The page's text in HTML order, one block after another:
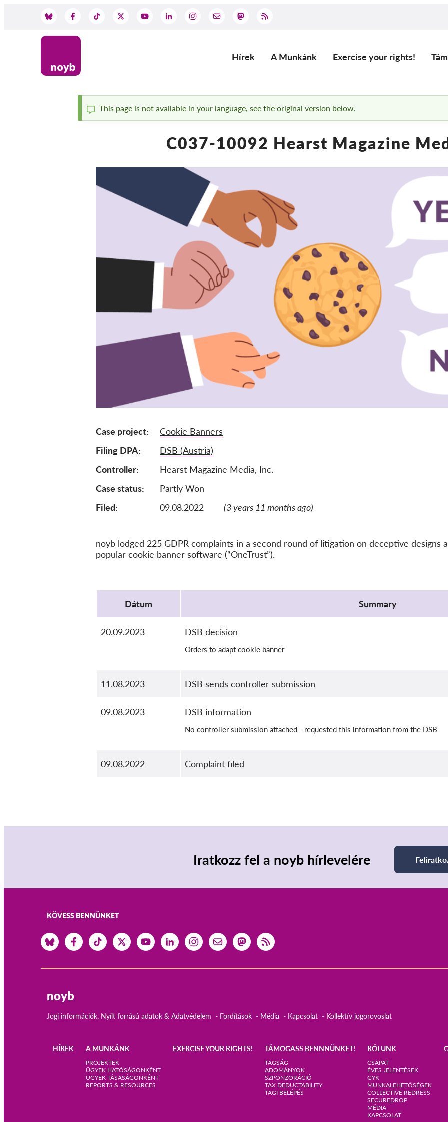
Main
Hírek A Munkánk Exercise your rights!
Status
This page is not available in your language, see the original version below.
C037-10092 Hearst Magazine
Case project
Cookie Banners
Filing DPA
DSB (Austria)
Controller
Hearst Magazine Media, Inc.
Case status
Partly Won
Filed:
09.08.2022 (3 years 11 months ago)
noyb lodged 225 GDPR complaints in a second round of litigation on deceptive designs
popular cookie banner software (“OneTrust”).
Dátum
Summary
20.09.2023 DSB decision
Orders to adapt cookie banner
11.08.2023 DSB sends controller submission
09.08.2023 DSB information
No controller submission attached - requested this information from the DSB
09.08.2022 Complaint filed
Iratkozz fel a noyb hírlevelére
KÖVESS BENNÜNKET
noyb
Jogi információk, Nyílt forrású adatok & Adatvédelem Fordítások Média Kapcsolat Kollektív jogorovoslat
navigation
HÍREK A MUNKÁNK
PROJEKTEK
ÜGYEK HATÓSÁGONKÉNT
ÜGYEK TÁSASÁGONKÉNT
REPORTS & RESOURCES
EXERCISE YOUR RIGHTS! TÁMOGASS BENNNÜNKET!
TAGSÁG
ADOMÁNYOK
SZPONZORÁCIÓ
TAX DEDUCTABILITY
TAGI BELÉPÉS
RÓLUNK
CSAPAT
ÉVES JELENTÉSEK
GYK
MUNKALEHETŐSÉGEK
COLLECTIVE REDRESS
SECUREDROP
MÉDIA
KAPCSOLAT